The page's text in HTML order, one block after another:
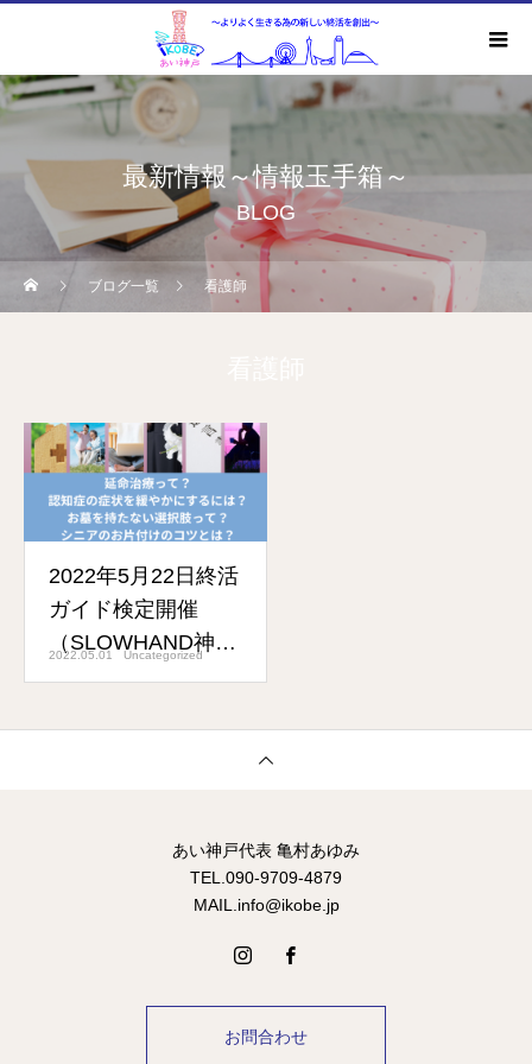
最新情報～情報玉手箱～
BLOG
ブログ一覧 看護師
2022年5月22日終活
ガイド検定開催
（SLOWHAND神戸
新長田）
2022.05.01 Uncategorized
あい神戸代表 亀村あゆみ
TEL.090-9709-4879
MAIL.info@ikobe.jp
お問合わせ